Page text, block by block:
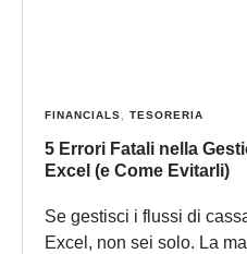
FINANCIALS TESORERIA
5 Errori Fatali nella
Excel (e Come Evitarli)
Se gestisci i flussi di
Excel, non sei solo. La